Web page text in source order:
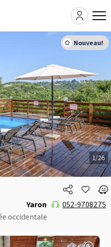
occidentale
Yaron 052-9708275
1/26